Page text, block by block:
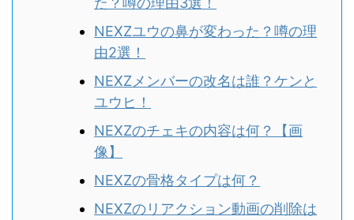
NEXZユウの鼻が変わった？噂の理
由2選！
NEXZメンバーの改名は誰？ケンと
ユウヒ！
NEXZのチェキの内容は何？【画
像】
NEXZの骨格タイプは何？
NEXZのリアクション動画の削除は